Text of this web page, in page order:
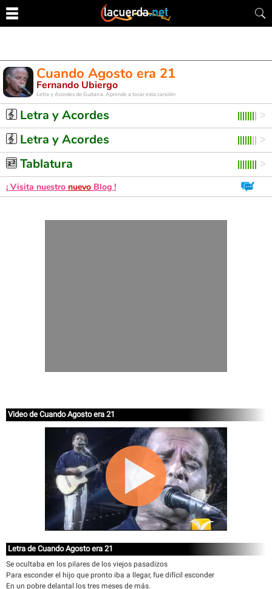
Cuando Agosto era 21
Fernando Ubiergo
Letra y Acordes de Guitarra. Aprende a tocar esta canción
Letra y Acordes
Letra y Acordes
Tablatura
¡ Visita nuestro nuevo Blog !
Video de Cuando Agosto era 21
Letra de Cuando Agosto era 21
Se ocultaba en los pilares de los viejos pasadizos
Para esconder el hijo que pronto iba a llegar, fue difícil esconder
En un pobre delantal los tres meses de más.